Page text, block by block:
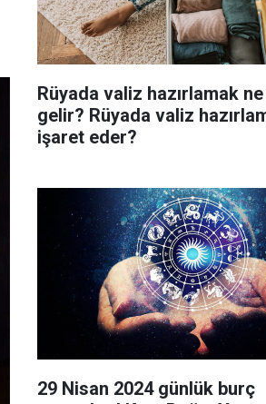
Rüyada valiz hazırlamak
gelir? Rüyada valiz
işaret eder?
29 Nisan 2024 günlük burç